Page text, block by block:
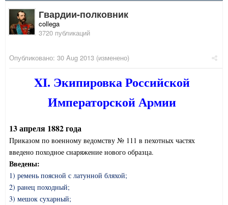
Гвардии-полковник
collega
3720 публикаций
Опубликовано: 30 Aug 2013 (изменено)
XI. Экипировка Российской
Императорской Армии
13 апреля 1882 года
Приказом по военному ведомству № 111 в пехотных частях
введено походное снаряжение нового образца.
Введены:
1) ремень поясной с латунной бляхой;
2) ранец походный;
3) мешок сухарный;